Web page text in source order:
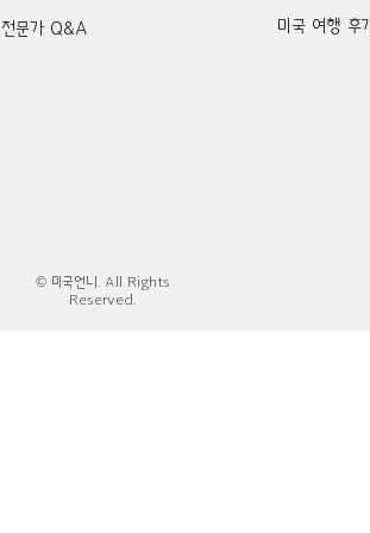
전문가 Q&A 미국 여행 후
© 미국언니. All Rights
Reserved.